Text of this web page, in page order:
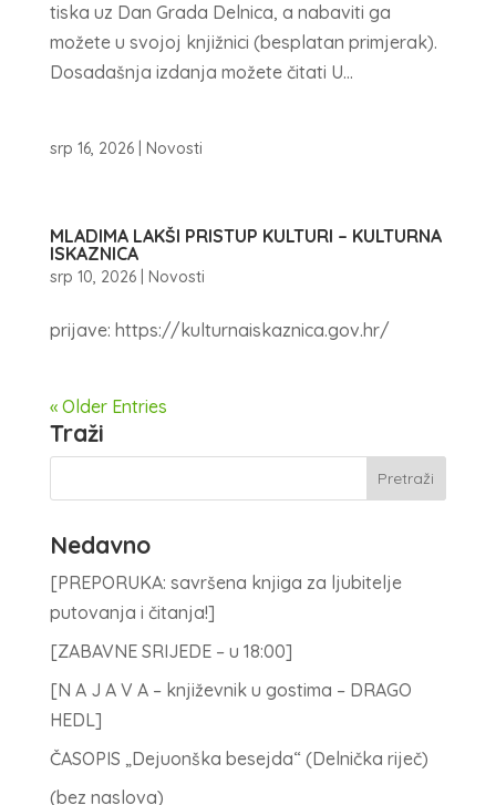
tiska uz Dan Grada Delnica, a nabaviti ga
možete u svojoj knjižnici (besplatan primjerak).
Dosadašnja izdanja možete čitati U...
srp 16, 2026| Novosti
MLADIMA LAKŠI PRISTUP KULTURI – KULTURNA
ISKAZNICA
srp 10, 2026| Novosti
prijave: https://kulturnaiskaznica.gov.hr/
« Older Entries
Traži
Nedavno
[PREPORUKA: savršena knjiga za ljubitelje
putovanja i čitanja!]
[ZABAVNE SRIJEDE – u 18:00]
[N A J A V A – književnik u gostima – DRAGO
HEDL]
ČASOPIS „Dejuonška besejda“ (Delnička riječ)
(bez naslova)